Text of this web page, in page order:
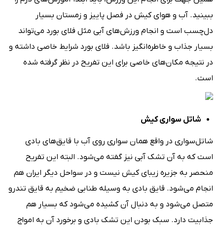
ببینید. آب ‌و هوای کیش در فصل پاییز و زمستان بسیار
دل‌چسب است و انجام ورزش‌های آبی مثل فلای ‌بورد می‌تواند
بسیار جذاب و خاطره‌انگیز باشد. فلای ‌بورد شرایط خاصی داشته و
در نتیجه مکان‌های خاصی برای این تفریح در نظر گرفته شده
است.
شاتل ‌سواری کیش
شاتل‌سواری در واقع همان سواری روی آب با قایق‌های بادی
است که به آن تشک آبی نیز گفته می‌شود. البته این تفریح
منحصر به جزیره زیبای کیش نیست و در سواحل دیگر ایران هم
انجام می‌شود. قایق بادی به وسیله‌ طنابی ضخیم به قایق‌ تندرو
متصل می‌شود و به دنبال آن کشیده می‌شود که بسیار هم
جذابیت دارد. سبک بودن این تشک بادی و برخورد آن به امواج